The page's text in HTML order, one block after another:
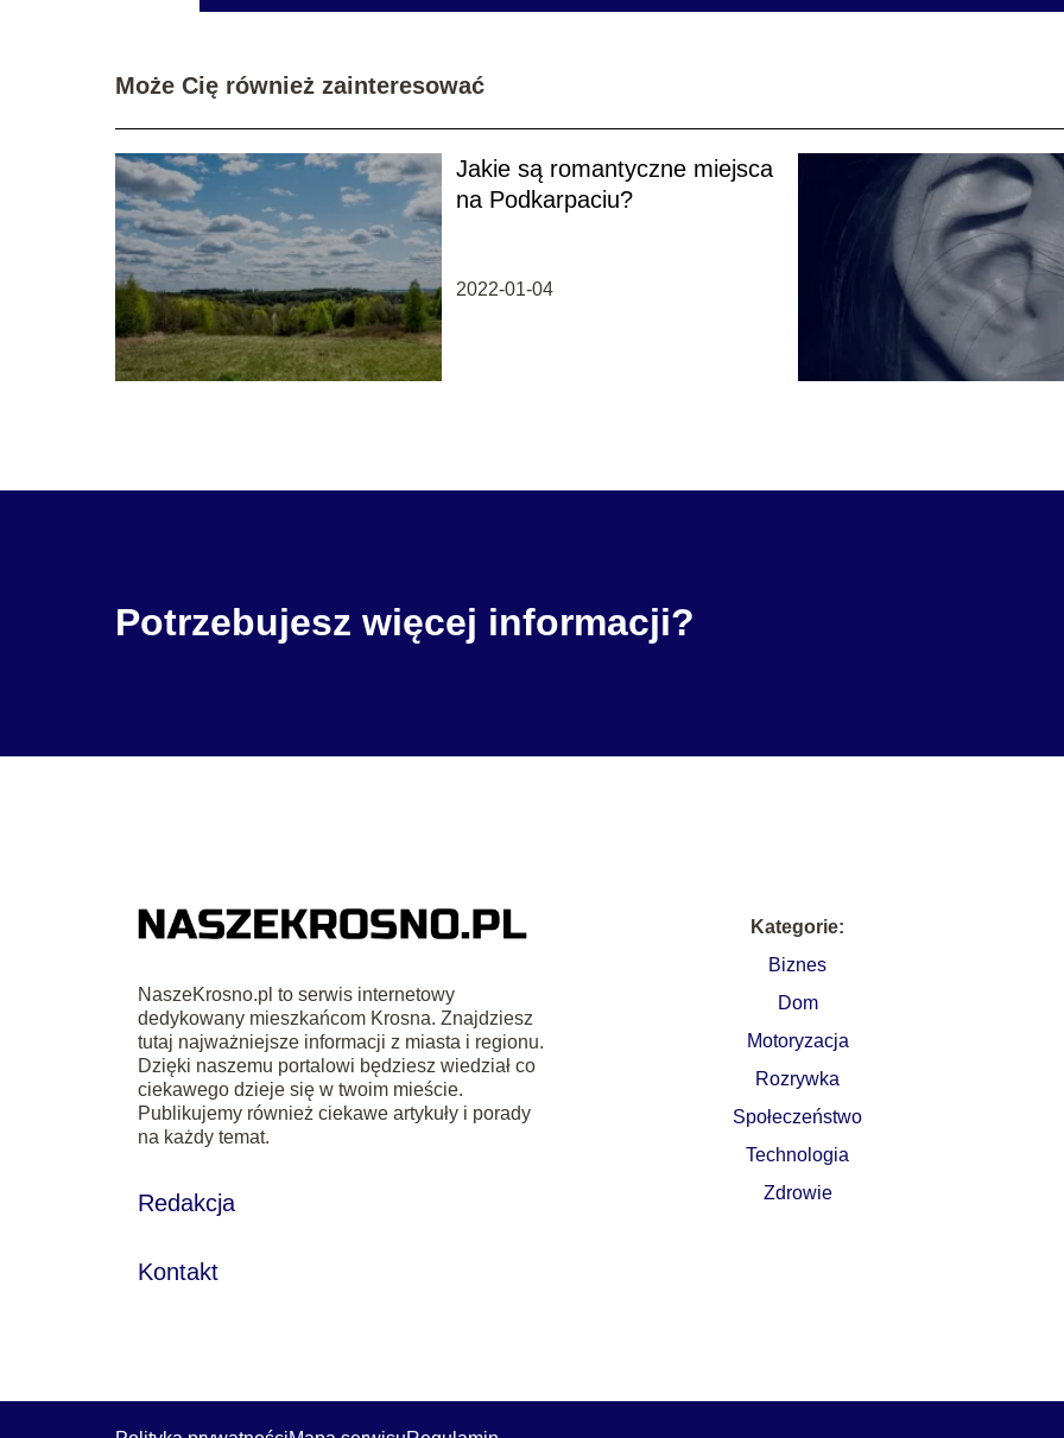
Może Cię również zainteresować
Jakie są romantyczne miejsca
na Podkarpaciu?
2022-01-04
Potrzebujesz więcej informacji?
NaszeKrosno.pl to serwis internetowy
dedykowany mieszkańcom Krosna. Znajdziesz
tutaj najważniejsze informacji z miasta i regionu.
Dzięki naszemu portalowi będziesz wiedział co
ciekawego dzieje się w twoim mieście.
Publikujemy również ciekawe artykuły i porady
na każdy temat.
Redakcja
Kontakt
Kategorie:
Biznes
Dom
Motoryzacja
Rozrywka
Społeczeństwo
Technologia
Zdrowie